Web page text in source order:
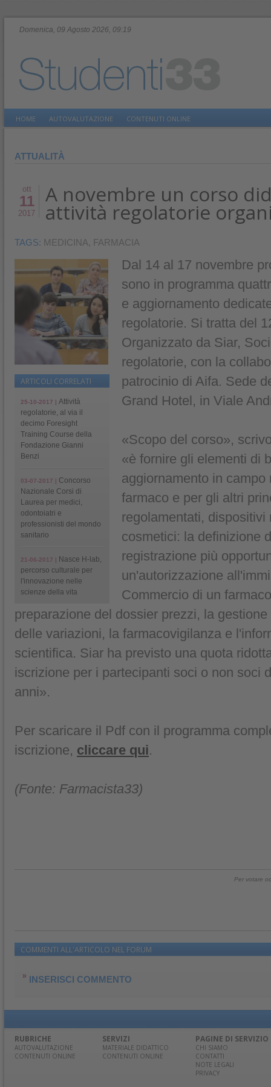
Domenica, 09 Agosto 2026, 09:19
HOME AUTOVALUTAZIONE CONTENUTI ONLINE
ATTUALITÀ
ott
11
2017
A novembre un corso
attività regolatorie
TAGS: MEDICINA, FARMACIA
ARTICOLI CORRELATI
25-10-2017 | Attività
regolatorie, al via il
decimo Foresight
Training Course della
Fondazione Gianni
Benzi
03-07-2017 | Concorso
Nazionale Corsi di
Laurea per medici,
odontoiatri e
professionisti del mondo
sanitario
21-06-2017 | Nasce H-lab,
percorso culturale per
l'innovazione nelle
scienze della vita
Dal 14 al 17 novembre
sono in programma
e aggiornamento
regolatorie. Si tratta del
Organizzato da Siar,
regolatorie, con la
patrocinio di Aifa. Sede
Grand Hotel, in Viale
«Scopo del corso»,
«è fornire gli elementi di
aggiornamento in campo
farmaco e per gli altri
regolamentati, dispositivi
cosmetici: la definizione
registrazione più
un'autorizzazione
Commercio di un
preparazione del dossier prezzi, la
delle variazioni, la farmacovigilanza e
scientifica. Siar ha previsto una quota
iscrizione per i partecipanti soci o non soci
anni».
Per scaricare il Pdf con il programma
iscrizione, cliccare qui.
(Fonte: Farmacista33)
Per votare
COMMENTI ALL'ARTICOLO NEL FORUM
INSERISCI COMMENTO
RUBRICHE
AUTOVALUTAZIONE
CONTENUTI ONLINE
SERVIZI
MATERIALE DIDATTICO
CONTENUTI ONLINE
PAGINE DI SERVIZIO
CHI SIAMO
CONTATTI
NOTE LEGALI
PRIVACY